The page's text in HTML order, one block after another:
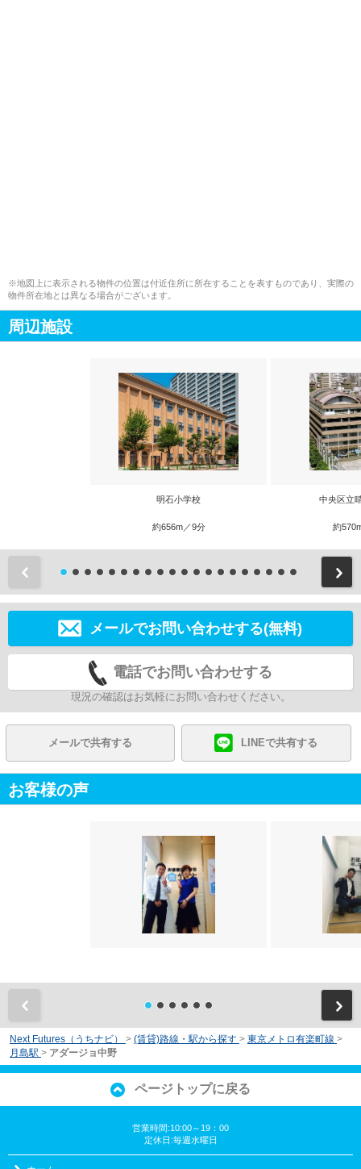
※地図上に表示される物件の位置は付近住所に所在することを表すものであり、実際の
物件所在地とは異なる場合がございます。
周辺施設
明石小学校
約656m／9分
中央区立
約
メールでお問い合わせする(無料)
電話でお問い合わせする
現況の確認はお気軽にお問い合わせください。
メールで共有する LINEで共有する
お客様の声
Next Futures（うちナビ） > (賃貸)路線・駅から探す > 東京メトロ有楽町線 >
月島駅 > アダージョ中野
ページトップに戻る
営業時間:10:00～19：00
定休日:毎週水曜日